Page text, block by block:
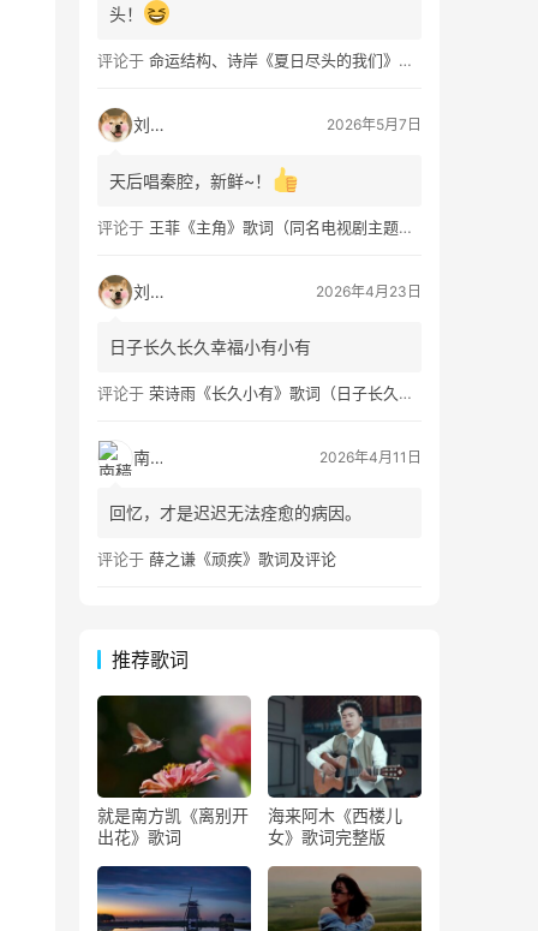
头！
评论于 命运结构、诗岸《夏日尽头的我们》歌词及钢琴谱免费获取
刘看山 2026年5月7日
天后唱秦腔，新鲜~！
评论于 王菲《主角》歌词（同名电视剧主题曲）
刘看山 2026年4月23日
日子长久长久幸福小有小有
评论于 荣诗雨《长久小有》歌词（日子长久幸福小有）
南穑 2026年4月11日
回忆，才是迟迟无法痊愈的病因。
评论于 薛之谦《顽疾》歌词及评论
推荐歌词
就是南方凯《离别开
出花》歌词
海来阿木《西楼儿
女》歌词完整版